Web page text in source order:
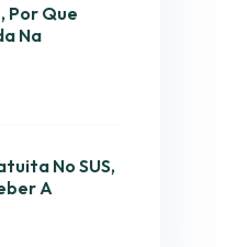
Por Que
Na
No SUS,
A